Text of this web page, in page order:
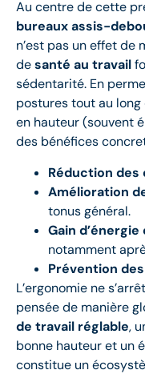
Au centre de cette
bureaux assis-
n’est pas un effet de
desanté au travail
sédentarité. En
postures tout au
en hauteur (souvent
des bénéfices
Réduction des
Amélioration
tonus général.
Gain
notamment
Prévention des
L’ergonomie ne
pensée de manière
de travail réglable,
bonne hauteur et un
constitue un